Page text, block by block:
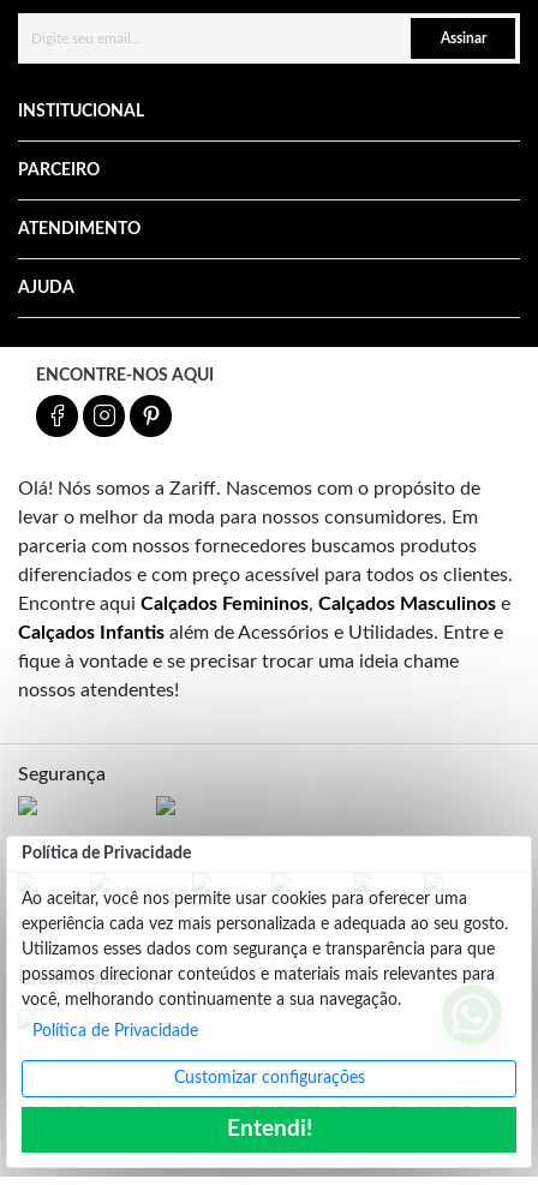
Política de Privacidade
Ao aceitar, você nos permite usar cookies para oferecer uma
experiência cada vez mais personalizada e adequada ao seu gosto.
Utilizamos esses dados com segurança e transparência para que
possamos direcionar conteúdos e materiais mais relevantes para
você, melhorando continuamente a sua navegação.
Política de Privacidade
Customizar configurações
Entendi!
Assinar
INSTITUCIONAL
PARCEIRO
ATENDIMENTO
AJUDA
ENCONTRE-NOS AQUI
Olá! Nós somos a Zariff. Nascemos com o propósito de
levar o melhor da moda para nossos consumidores. Em
parceria com nossos fornecedores buscamos produtos
diferenciados e com preço acessível para todos os clientes.
Encontre aqui Calçados Femininos, Calçados Masculinos e
Calçados Infantis além de Acessórios e Utilidades. Entre e
fique à vontade e se precisar trocar uma ideia chame
nossos atendentes!
Segurança
Formas de Pagamento
Credibilidade
4.9
© Zariff. Todos os direitos reservados (Zariff On Line Com. de Calç. Ltda.) | Travessa
Frei Deodato, 230 | Francisco Beltrão | Parana - PR | CEP: 85601-620 | Brasil | CNPJ: